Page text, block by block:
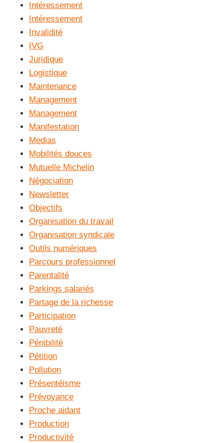
Intéressement
Intéressement
Invalidité
IVG
Juridique
Logistique
Maintenance
Management
Management
Manifestation
Medias
Mobilités douces
Mutuelle Michelin
Négociation
Newsletter
Objectifs
Organisation du travail
Organisation syndicale
Outils numériques
Parcours professionnel
Parentalité
Parkings salariés
Partage de la richesse
Participation
Pauvreté
Pénibilité
Pétition
Pollution
Présentéisme
Prévoyance
Proche aidant
Production
Productivité